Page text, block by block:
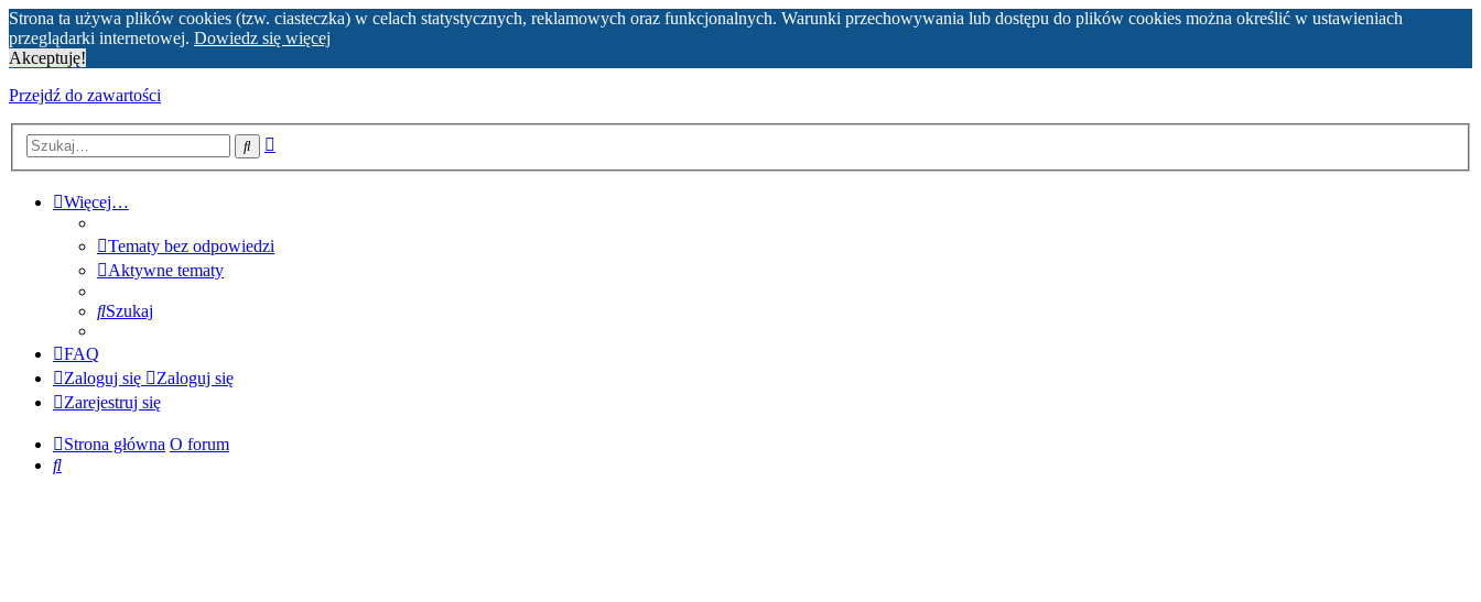
Strona ta używa plików cookies (tzw. ciasteczka) w celach statystycznych, reklamowych oraz funkcjonalnych. Warunki przechowywania lub dostępu do plików cookies można określić w ustawieniach
przeglądarki internetowej. Dowiedz się więcej
Akceptuję!
Przejdź do zawartości
Szukaj
Więcej…
Tematy bez odpowiedzi
Aktywne tematy
Szukaj
FAQ
Zaloguj się
Zaloguj się
Zarejestruj się
Strona główna O forum
Szukaj